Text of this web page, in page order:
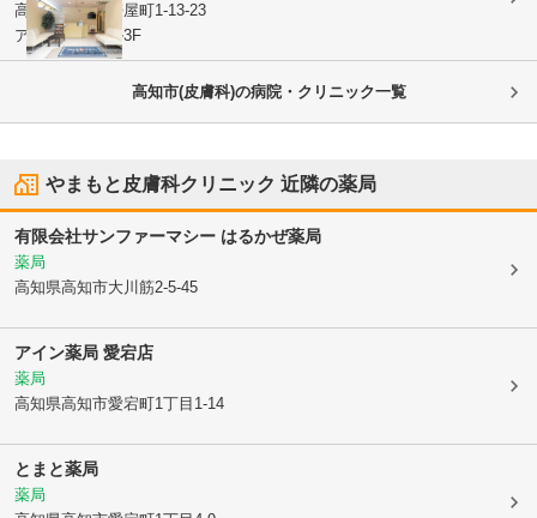
高知県高知市
帯屋町1-13-23
アベニュービル3F
高知市(皮膚科)の病院・クリニック一覧
やまもと皮膚科クリニック 近隣の薬局
有限会社サンファーマシー はるかぜ薬局
薬局
高知県高知市大川筋2-5-45
アイン薬局 愛宕店
薬局
高知県高知市愛宕町1丁目1-14
とまと薬局
薬局